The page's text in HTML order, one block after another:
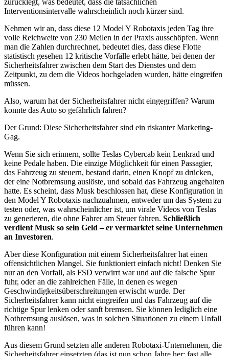
zurücklegt, was bedeutet, dass die tatsächlichen
Interventionsintervalle wahrscheinlich noch kürzer sind.
Nehmen wir an, dass diese 12 Model Y Robotaxis jeden Tag ihre
volle Reichweite von 230 Meilen in der Praxis ausschöpfen. Wenn
man die Zahlen durchrechnet, bedeutet dies, dass diese Flotte
statistisch gesehen 12 kritische Vorfälle erlebt hätte, bei denen der
Sicherheitsfahrer zwischen dem Start des Dienstes und dem
Zeitpunkt, zu dem die Videos hochgeladen wurden, hätte eingreifen
müssen.
Also, warum hat der Sicherheitsfahrer nicht eingegriffen? Warum
konnte das Auto so gefährlich fahren?
Der Grund: Diese Sicherheitsfahrer sind ein riskanter Marketing-
Gag.
Wenn Sie sich erinnern, sollte Teslas Cybercab kein Lenkrad und
keine Pedale haben. Die einzige Möglichkeit für einen Passagier,
das Fahrzeug zu steuern, bestand darin, einen Knopf zu drücken,
der eine Notbremsung auslöste, und sobald das Fahrzeug angehalten
hatte. Es scheint, dass Musk beschlossen hat, diese Konfiguration in
den Model Y Robotaxis nachzuahmen, entweder um das System zu
testen oder, was wahrscheinlicher ist, um virale Videos von Teslas
zu generieren, die ohne Fahrer am Steuer fahren. Schließlich
verdient Musk so sein Geld – er vermarktet seine Unternehmen
an Investoren.
Aber diese Konfiguration mit einem Sicherheitsfahrer hat einen
offensichtlichen Mangel. Sie funktioniert einfach nicht! Denken Sie
nur an den Vorfall, als FSD verwirrt war und auf die falsche Spur
fuhr, oder an die zahlreichen Fälle, in denen es wegen
Geschwindigkeitsüberschreitungen erwischt wurde. Der
Sicherheitsfahrer kann nicht eingreifen und das Fahrzeug auf die
richtige Spur lenken oder sanft bremsen. Sie können lediglich eine
Notbremsung auslösen, was in solchen Situationen zu einem Unfall
führen kann!
Aus diesem Grund setzten alle anderen Robotaxi-Unternehmen, die
Sicherheitsfahrer einsetzten (das ist nun schon Jahre her; fast alle